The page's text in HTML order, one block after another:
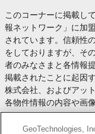
このコーナーに掲載し
報ネットワーク」に加
されています。信頼性
をしておりますが、そ
者のみなさまと各情報
掲載されたことに起因
株式会社、およびアッ
各物件情報の内容や画
す。
お取引等（お取引の準
GeoTechnologies,